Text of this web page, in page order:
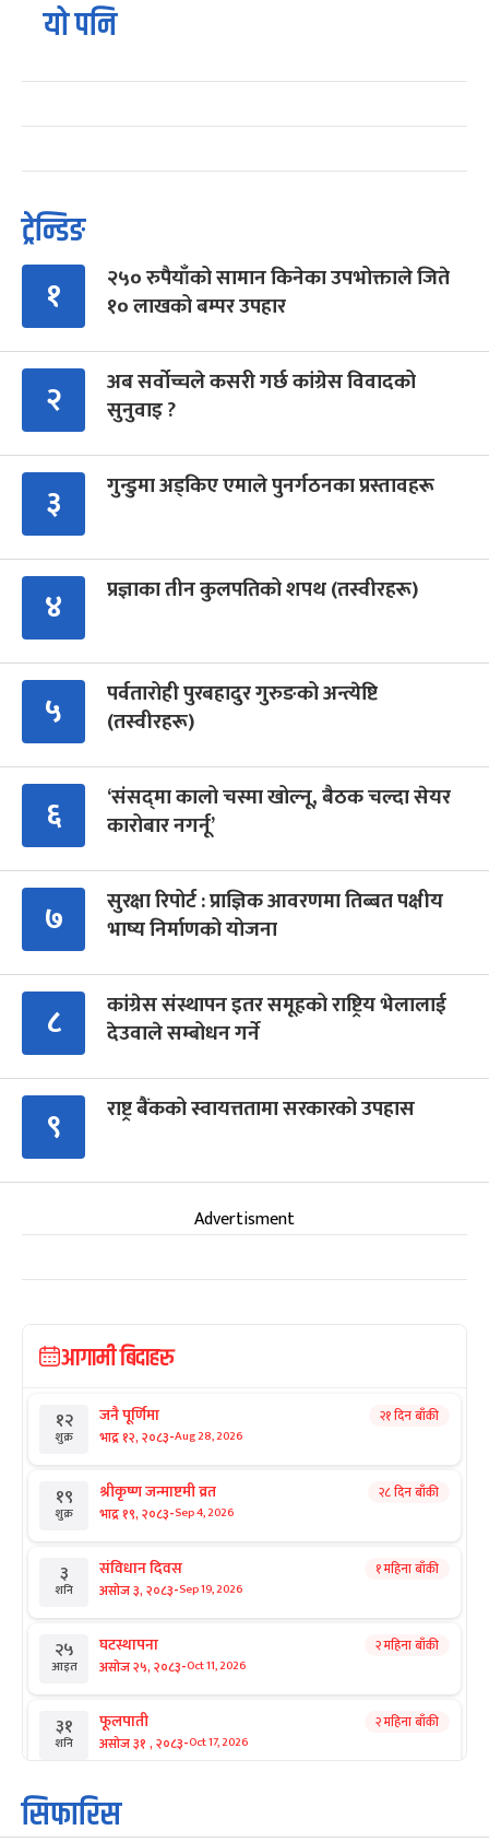
यो पनि
ट्रेन्डिङ
१
२५० रुपैयाँको सामान किनेका उपभोक्ताले जिते
१० लाखको बम्पर उपहार
२
अब सर्वोच्चले कसरी गर्छ कांग्रेस विवादको
सुनुवाइ ?
३ गुन्डुमा अड्किए एमाले पुनर्गठनका प्रस्तावहरू
४ प्रज्ञाका तीन कुलपतिको शपथ (तस्वीरहरू)
५
पर्वतारोही पुरबहादुर गुरुङको अन्त्येष्टि
(तस्वीरहरू)
६
‘संसद्‍मा कालो चस्मा खोल्नू, बैठक चल्दा सेयर
कारोबार नगर्नू’
७
सुरक्षा रिपोर्ट : प्राज्ञिक आवरणमा तिब्बत पक्षीय
भाष्य निर्माणको योजना
८
कांग्रेस संस्थापन इतर समूहको राष्ट्रिय भेलालाई
देउवाले सम्बोधन गर्ने
९ राष्ट्र बैंकको स्वायत्ततामा सरकारको उपहास
Advertisment
आगामी बिदाहरु
१२
शुक्र
जनै पूर्णिमा
भाद्र १२, २०८३-Aug 28, 2026
२१ दिन बाँकी
१९
शुक्र
श्रीकृष्ण जन्माष्टमी व्रत
भाद्र १९, २०८३-Sep 4, 2026
२८ दिन बाँकी
३
शनि
संविधान दिवस
असोज ३, २०८३-Sep 19, 2026
१ महिना बाँकी
२५
आइत
घटस्थापना
असोज २५, २०८३-Oct 11, 2026
२ महिना बाँकी
३१
शनि
फूलपाती
असोज ३१ , २०८३-Oct 17, 2026
२ महिना बाँकी
१
आइत
कार्तिक सङ्क्रान्ति
कार्तिक १, २०८३
सिफारिस